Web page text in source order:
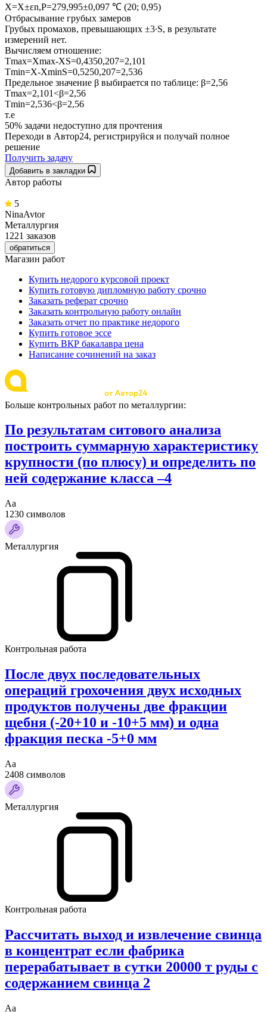
X=X±εn,P=279,995±0,097 ℃ (20; 0,95)
Отбрасывание грубых замеров
Грубых промахов, превышающих ±3∙S, в результате
измерений нет.
Вычисляем отношение:
Tmax=Xmax-XS=0,4350,207=2,101
Tmin=X-XminS=0,5250,207=2,536
Предельное значение β выбирается по таблице: β=2,56
Tmax=2,101<β=2,56
Tmin=2,536<β=2,56
т.е
50% задачи недоступно для прочтения
Переходи в Автор24, регистрируйся и получай полное
решение
Получить задачу
Добавить в закладки
Автор работы
5
NinaAvtor
Металлургия
1221 заказов
обратиться
Магазин работ
Купить недорого курсовой проект
Купить готовую дипломную работу срочно
Заказать реферат срочно
Заказать контрольную работу онлайн
Заказать отчет по практике недорого
Купить готовое эссе
Купить ВКР бакалавра цена
Написание сочинений на заказ
Больше контрольных работ по металлургии:
По результатам ситового анализа
построить суммарную характеристику
крупности (по плюсу) и определить по
ней содержание класса –4
Аа
1230 символов
Металлургия
Контрольная работа
После двух последовательных
операций грохочения двух исходных
продуктов получены две фракции
щебня (-20+10 и -10+5 мм) и одна
фракция песка -5+0 мм
Аа
2408 символов
Металлургия
Контрольная работа
Рассчитать выход и извлечение свинца
в концентрат если фабрика
перерабатывает в сутки 20000 т руды с
содержанием свинца 2
Аа